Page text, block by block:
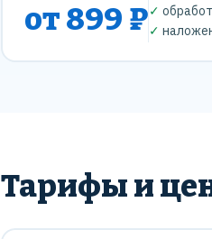
от 899 ₽✓
✓
Тарифы и